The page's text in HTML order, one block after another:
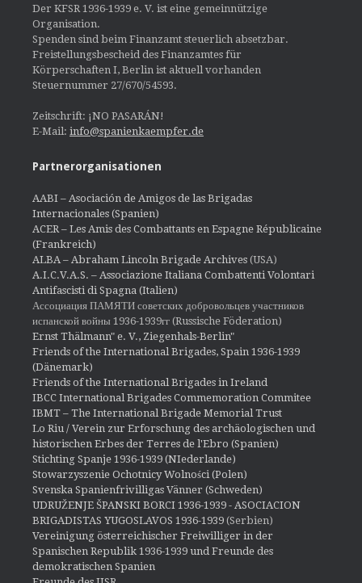
Der KFSR 1936-1939 e. V. ist eine gemeinnützige
Organisation.
Spenden sind beim Finanzamt steuerlich absetzbar.
Freistellungsbescheid des Finanzamtes für
Körperschaften I, Berlin ist aktuell vorhanden
Steuernummer 27/670/54593.
Zeitschrift: ¡NO PASARÁN!
E-Mail: info@spanienkaempfer.de
Partnerorganisationen
AABI – Asociación de Amigos de las Brigadas
Internacionales (Spanien)
ACER – Les Amis des Combattants en Espagne Républicaine
(Frankreich)
ALBA – Abraham Lincoln Brigade Archives (USA)
A.I.C.V.A.S. – Associazione Italiana Combattenti Volontari
Antifascisti di Spagna (Italien)
Ассоциация ПАМЯТИ советских добровольцев участников
испанской войны 1936-1939гг (Russische Föderation)
Ernst Thälmann" e. V., Ziegenhals-Berlin"
Friends of the International Brigades, Spain 1936-1939
(Dänemark)
Friends of the International Brigades in Ireland
IBCC International Brigades Commemoration Commitee
IBMT – The International Brigade Memorial Trust
Lo Riu / Verein zur Erforschung des archäologischen und
historischen Erbes der Terres de l'Ebro (Spanien)
Stichting Spanje 1936-1939 (NIederlande)
Stowarzyszenie Ochotnicy Wolności (Polen)
Svenska Spanienfrivilligas Vänner (Schweden)
UDRUŽENJE ŠPANSKI BORCI 1936-1939 - ASOCIACION
BRIGADISTAS YUGOSLAVOS 1936-1939 (Serbien)
Vereinigung österreichischer Freiwilliger in der
Spanischen Republik 1936-1939 und Freunde des
demokratischen Spanien